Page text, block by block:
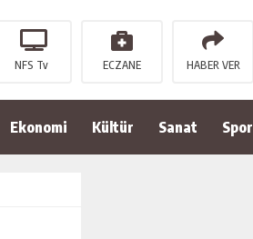
NFS Tv ECZANE HABER VER
Ekonomi Kültür Sanat Spor